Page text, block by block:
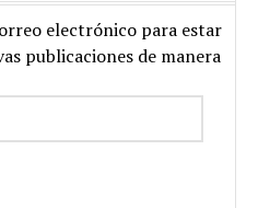
electrónico para estar
publicaciones de manera